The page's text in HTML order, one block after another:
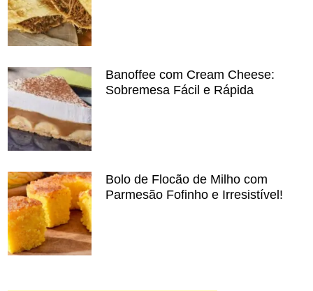
Banoffee com Cream Cheese:
Sobremesa Fácil e Rápida
Bolo de Flocão de Milho com
Parmesão Fofinho e Irresistível!